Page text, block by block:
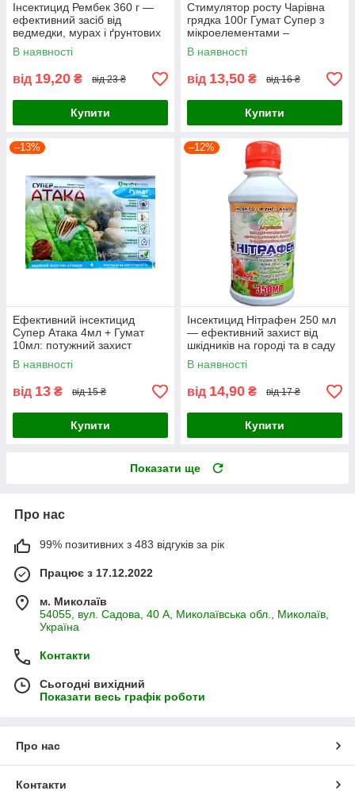
Інсектицид Рембек 360 г —
ефективний засіб від
ведмедки, мурах і ґрунтових
шкідників для саду та городу
В наявності
від 19,20 ₴ від 23 ₴
Купити
Стимулятор росту Чарівна
грядка 100г Гумат Супер з
мікроелементами –
Натуральне добриво для
овочів, квітів та розсади
В наявності
від 13,50 ₴ від 16 ₴
Купити
–13%
Ефективний інсектицид
Супер Атака 4мл + Гумат
10мл: потужний захист
рослин від колорадського
жука, попелиці, кліщів та
стимулятор
В наявності
від 13 ₴ від 15 ₴
Купити
–12%
Інсектицид Нітрафен 250 мл
— ефективний захист від
шкідників на городі та в саду
В наявності
від 14,90 ₴ від 17 ₴
Купити
Показати ще
Про нас
99% позитивних з 483 відгуків за рік
Працює з 17.12.2022
м. Миколаїв
54055, вул. Садова, 40 А, Миколаївська обл., Миколаїв,
Україна
Контакти
Сьогодні вихідний
Показати весь графік роботи
Про нас
Контакти